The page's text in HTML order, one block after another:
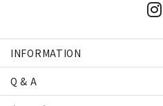
INFORMATION
Q & A